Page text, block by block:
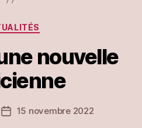
Catégories
nouvelle
Date15 novembre 2022